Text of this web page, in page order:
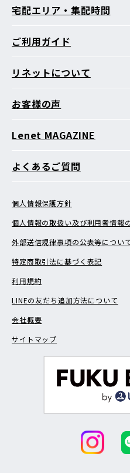
宅配エリア・集配時間
ご利用ガイド
リネットについて
お客様の声
Lenet MAGAZINE
よくあるご質問
個人情報保護方針
個人情報の取扱い及び利用者情報
外部送信規律事項の公表等につい
特定商取引法に基づく表記
利用規約
LINEの友だち追加方法について
会社概要
サイトマップ